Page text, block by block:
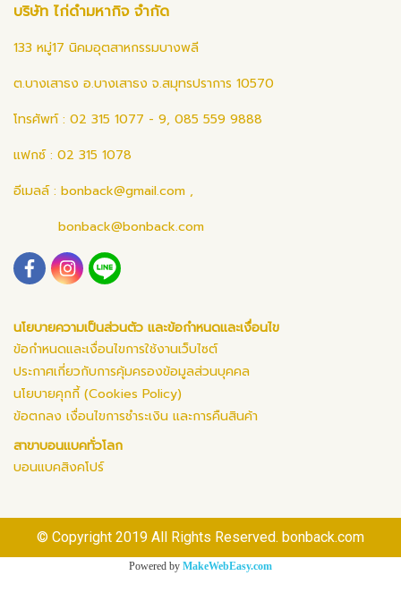
บริษัท ไก่ดำมหากิจ จำกัด
133 หมู่17 นิคมอุตสาหกรรมบางพลี
ต.บางเสาธง อ.บางเสาธง จ.สมุทรปราการ 10570
โทรศัพท์ : 02 315 1077 - 9, 085 559 9888
แฟกซ์ : 02 315 1078
อีเมลล์ : bonback@gmail.com ,
bonback@bonback.com
นโยบายความเป็นส่วนตัว และข้อกำหนดและเงื่อนไข
ข้อกำหนดและเงื่อนไขการใช้งานเว็บไซต์
ประกาศเกี่ยวกับการคุ้มครองข้อมูลส่วนบุคคล
นโยบายคุกกี้ (Cookies Policy)
ข้อตกลง เงื่อนไขการชำระเงิน และการคืนสินค้า
สาขาบอนแบคทั่วโลก
บอนแบคสิงคโปร์
© Copyright 2019 All Rights Reserved. bonback.com
Powered by MakeWebEasy.com